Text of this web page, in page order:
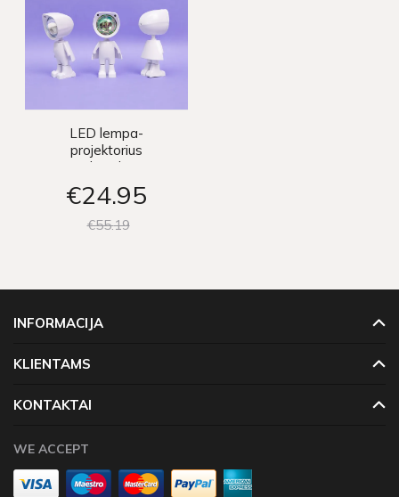
LED lempa-
projektorius
„Robotukas"
€24 95
€5519
INFORMACIJA
KLIENTAMS
KONTAKTAI
WE ACCEPT